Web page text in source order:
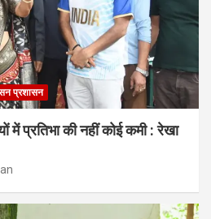
प्रशासन
में प्रतिभा की नहीं कोई कमी : रेखा